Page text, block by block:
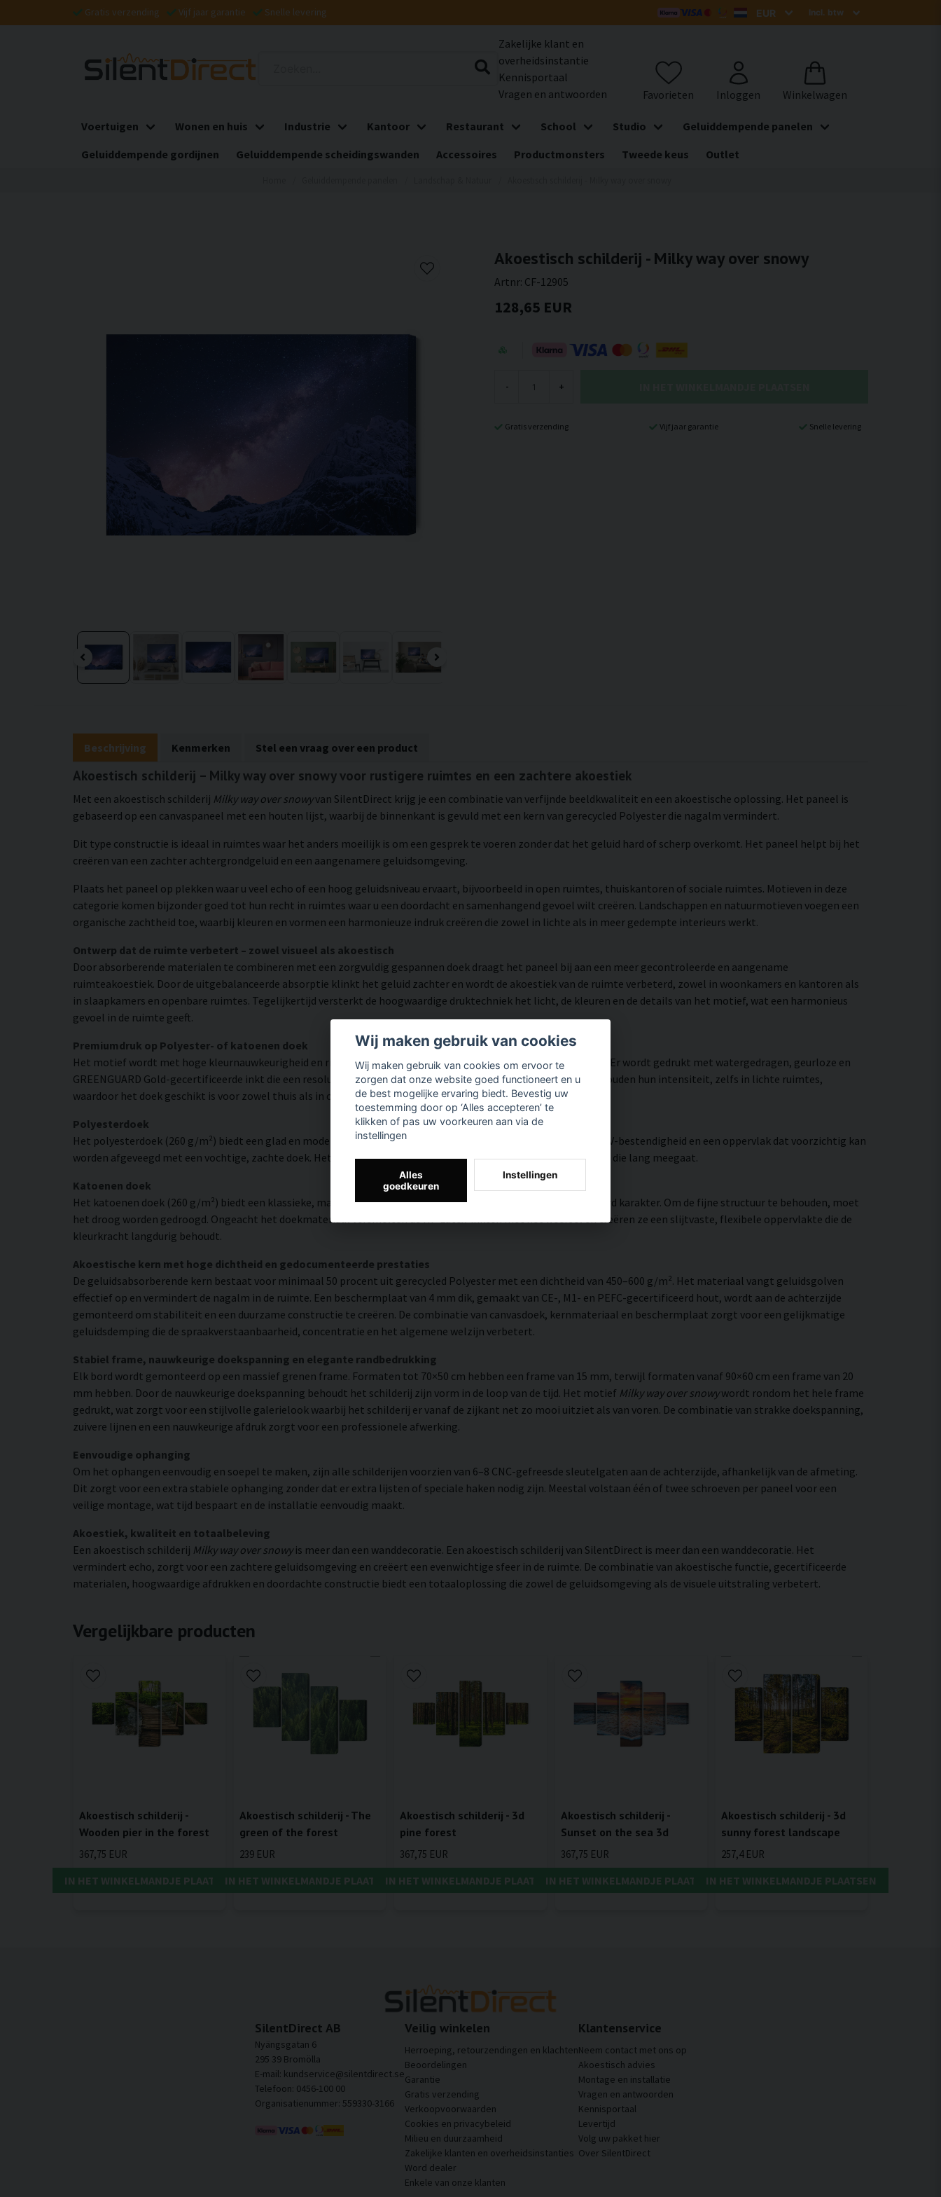
Gratis verzending Vijf jaar garantie Snelle levering
Zakelijke klant en
overheidsinstantie
Kennisportaal
Vragen en antwoorden
Voertuigen Wonen en huis Industrie Kantoor Restaurant School Studio
Geluiddempende panelen
Geluiddempende gordijnen
Geluiddempende scheidingswanden Accessoires Productmonsters Tweede keus Outlet
Akoestisch schilderij - Milky way over snowy
Artnr: CF-12905
128,65 EUR
- +
Gratis verzending Vijf jaar garantie Snelle levering
Beschrijving Kenmerken Stel een vraag over een product
Akoestisch schilderij – Milky way over snowy voor rustigere ruimtes en een zachtere akoestiek
Met een akoestisch schilderij Milky way over snowyvan SilentDirect krijg je een combinatie van verfijnde beeldkwaliteit en een akoestische oplossing. Het paneel is
gebaseerd op een canvaspaneel met een houten lijst, waarbij de binnenkant is gevuld met een kern van gerecycled Polyester die nagalm vermindert.
Dit type constructie is ideaal in ruimtes waar het anders moeilijk is om een gesprek te voeren zonder dat het geluid hard of scherp overkomt. Het paneel helpt bij het
creëren van een zachter achtergrondgeluid en een aangenamere geluidsomgeving.
Plaats het paneel op plekken waar u veel echo of een hoog geluidsniveau ervaart, bijvoorbeeld in open ruimtes, thuiskantoren of sociale ruimtes. Motieven in deze
categorie komen bijzonder goed tot hun recht in ruimtes waar u een doordacht en samenhangend gevoel wilt creëren. Landschappen en natuurmotieven voegen een
organische zachtheid toe, waarbij kleuren en vormen een harmonieuze indruk creëren die zowel in lichte als in meer gedempte interieurs werkt.
Ontwerp dat de ruimte verbetert – zowel visueel als akoestisch
Door absorberende materialen te combineren met een zorgvuldig gespannen doek draagt het paneel bij aan een meer gecontroleerde en aangename
ruimteakoestiek. Door de uitgebalanceerde absorptie klinkt het geluid zachter en wordt de akoestiek van de ruimte verbeterd, zowel in woonkamers en kantoren als
in slaapkamers en openbare ruimtes. Tegelijkertijd versterkt de hoogwaardige druktechniek het licht, de kleuren en de details van het motief, wat een harmonieus
gevoel in de ruimte geeft.
Premiumdruk op Polyester- of katoenen doek
Het motief wordt met hoge kleurnauwkeurigheid en rijk aan details weergegeven dankzij HP Latex-technologie. Er wordt gedrukt met watergedragen, geurloze en
GREENGUARD Gold-gecertificeerde inkt die een resolutie tot 300 DPI biedt. De kleuren zijn UV-bestendig en behouden hun intensiteit, zelfs in lichte ruimtes,
waardoor het doek geschikt is voor zowel thuis als in openbare ruimtes.
Polyesterdoek
Het polyesterdoek (260 g/m²) biedt een glad en modern oppervlak met hoge kleurnauwkeurigheid, zeer goede UV-bestendigheid en een oppervlak dat voorzichtig kan
worden afgeveegd met een vochtige, zachte doek. Het resultaat is een moderne, heldere en kleurrijke uitstraling die lang meegaat.
Katoenen doek
Het katoenen doek (260 g/m²) biedt een klassieke, matte textuur met natuurlijke warmte en een handgeschilderd karakter. Om de fijne structuur te behouden, moet
het droog worden gedroogd. Ongeacht het doekmateriaal versmelten de HP Latex-inkten met het weefsel en creëren ze een slijtvaste, flexibele oppervlakte die de
kleurkracht langdurig behoudt.
Akoestische kern met hoge dichtheid en gedocumenteerde prestaties
De geluidsabsorberende kern bestaat voor minimaal 50 procent uit gerecycled Polyester met een dichtheid van 450–600 g/m². Het materiaal vangt geluidsgolven
effectief op en vermindert de nagalm in de ruimte. Een beschermplaat van 4 mm dik, gemaakt van CE-, M1- en PEFC-gecertificeerd hout, wordt aan de achterzijde
gemonteerd om stabiliteit en een duurzame constructie te creëren. De combinatie van canvasdoek, kernmateriaal en beschermplaat zorgt voor een gelijkmatige
geluidsdemping die de spraakverstaanbaarheid, concentratie en het algemene welzijn verbetert.
Stabiel frame, nauwkeurige doekspanning en elegante randbedrukking
Elk bord wordt gemonteerd op een massief grenen frame. Formaten tot 70×50 cm hebben een frame van 15 mm, terwijl formaten vanaf 90×60 cm een frame van 20
mm hebben. Door de nauwkeurige doekspanning behoudt het schilderij zijn vorm in de loop van de tijd. Het motief Milky way over snowywordt rondom het hele frame
gedrukt, wat zorgt voor een stijlvolle galerielook waarbij het schilderij er vanaf de zijkant net zo mooi uitziet als van voren. De combinatie van strakke doekspanning,
zuivere lijnen en een nauwkeurige afdruk zorgt voor een professionele afwerking.
Eenvoudige ophanging
Om het ophangen eenvoudig en soepel te maken, zijn alle schilderijen voorzien van 6–8 CNC-gefreesde sleutelgaten aan de achterzijde, afhankelijk van de afmeting.
Dit zorgt voor een extra stabiele ophanging zonder dat er extra lijsten of speciale haken nodig zijn. Meestal volstaan één of twee schroeven per paneel voor een
veilige montage, wat tijd bespaart en de installatie eenvoudig maakt.
Akoestiek, kwaliteit en totaalbeleving
Een akoestisch schilderij Milky way over snowyis meer dan een wanddecoratie. Een akoestisch schilderij van SilentDirect is meer dan een wanddecoratie. Het
vermindert echo, zorgt voor een zachtere geluidsomgeving en creëert een evenwichtige sfeer in de ruimte. De combinatie van akoestische functie, gecertificeerde
materialen, hoogwaardige afdrukken en doordachte constructie biedt een totaaloplossing die zowel de geluidsomgeving als de visuele uitstraling verbetert.
Vergelijkbare producten
Akoestisch schilderij -
Wooden pier in the forest
367,75 EUR
IN HET WINKELMANDJE PLAATSEN
Akoestisch schilderij - The
green of the forest
239 EUR
IN HET WINKELMANDJE PLAATSEN
Akoestisch schilderij - 3d
pine forest
367,75 EUR
IN HET WINKELMANDJE PLAATSEN
Akoestisch schilderij -
Sunset on the sea 3d
367,75 EUR
IN HET WINKELMANDJE PLAATSEN
Akoestisch schilderij - 3d
sunny forest landscape
257,4 EUR
IN HET WINKELMANDJE PLAATSEN
SilentDirect AB
Nyängsgatan 6
295 39 Bromölla
E-mail: kundservice@silentdirect.se
Telefoon: 0456-100 00
Organisatienummer: 559330-3166
Veilig winkelen
Herroeping, retourzendingen en klachten
Beoordelingen
Garantie
Gratis verzending
Verkoopvoorwaarden
Cookies en privacybeleid
Milieu en duurzaamheid
Zakelijke klanten en overheidsinstanties
Word dealer
Enkele van onze klanten
Klantenservice
Neem contact met ons op
Akoestisch advies
Montage en installatie
Vragen en antwoorden
Kennisportaal
Levertijd
Volg uw pakket hier
Over SilentDirect
Wij maken gebruik van cookies
Wij maken gebruik van cookies om ervoor te
zorgen dat onze website goed functioneert en u
de best mogelijke ervaring biedt. Bevestig uw
toestemming door op ‘Alles accepteren’ te
klikken of pas uw voorkeuren aan via de
instellingen
Alles
goedkeuren
Instellingen